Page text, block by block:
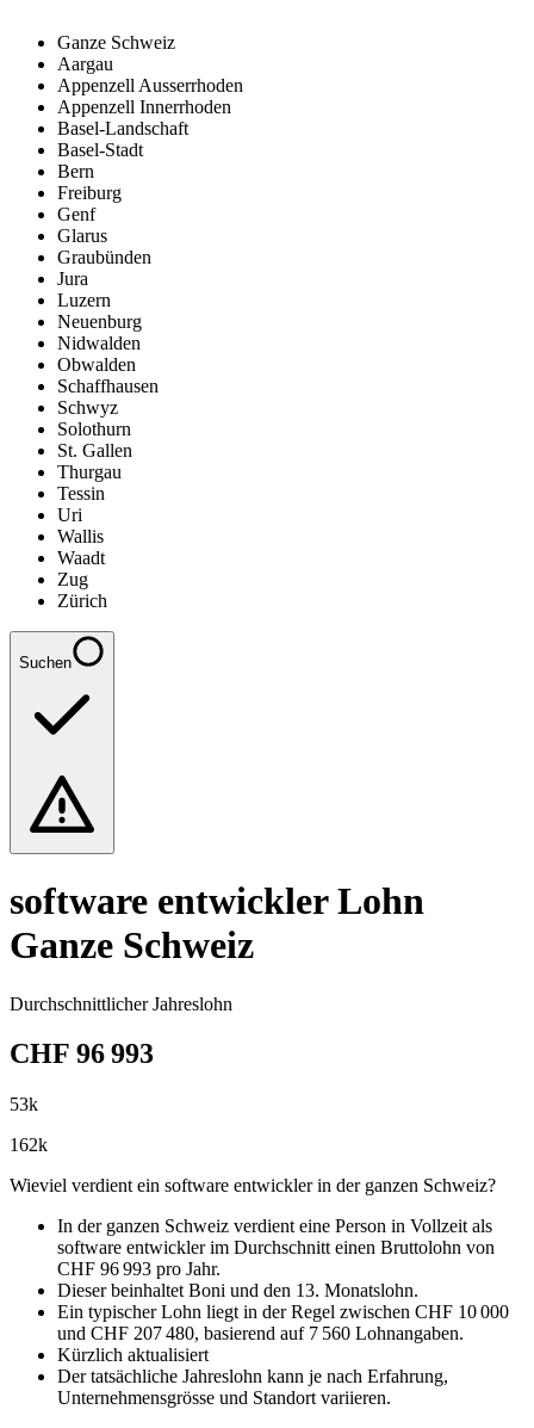
Ganze Schweiz
Aargau
Appenzell Ausserrhoden
Appenzell Innerrhoden
Basel-Landschaft
Basel-Stadt
Bern
Freiburg
Genf
Glarus
Graubünden
Jura
Luzern
Neuenburg
Nidwalden
Obwalden
Schaffhausen
Schwyz
Solothurn
St. Gallen
Thurgau
Tessin
Uri
Wallis
Waadt
Zug
Zürich
Suchen
software entwicklerLohn
Ganze Schweiz
Durchschnittlicher Jahreslohn
CHF 96 993
53k
162k
Wieviel verdient ein software entwickler in der ganzen Schweiz?
In der ganzen Schweiz verdient eine Person in Vollzeit als
software entwickler im Durchschnitt einen Bruttolohn von
CHF 96 993 pro Jahr.
Dieser beinhaltet Boni und den 13. Monatslohn.
Ein typischer Lohn liegt in der Regel zwischen CHF 10 000
und CHF 207 480, basierend auf 7 560 Lohnangaben.
Kürzlich aktualisiert
Der tatsächliche Jahreslohn kann je nach Erfahrung,
Unternehmensgrösse und Standort variieren.